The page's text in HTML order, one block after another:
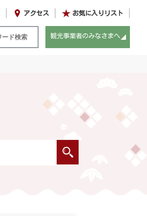
アクセス お気に入りリスト
観光事業者のみなさまへ